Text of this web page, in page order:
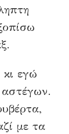
εγώ
με τα